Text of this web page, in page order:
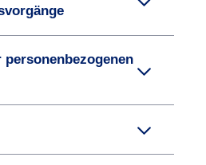
personenbezogenen